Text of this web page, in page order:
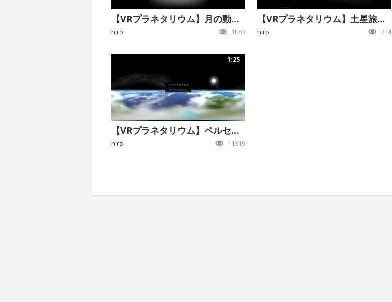
【VRプラネタリウム】月の動きを宇宙から観てみよう♪
hiro 1083
【VRプラネタリウム】土星旅行へLet’s GO！
hiro 744
1:25
【VRプラネタリウム】ペルセウス座流星群を楽しもう♪
hiro 11319